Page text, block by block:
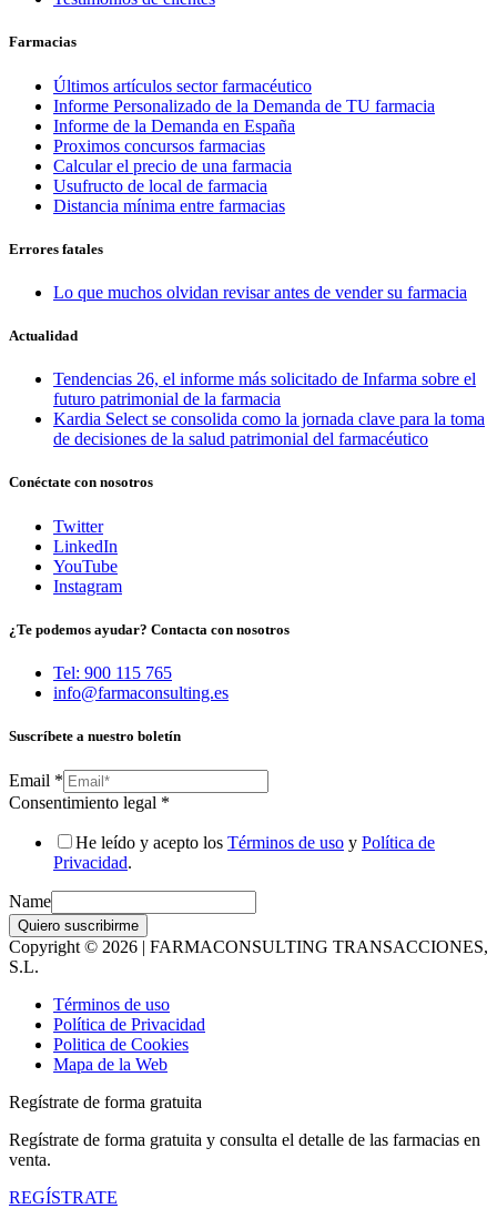
Farmacias
Últimos artículos sector farmacéutico
Informe Personalizado de la Demanda de TU farmacia
Informe de la Demanda en España
Proximos concursos farmacias
Calcular el precio de una farmacia
Usufructo de local de farmacia
Distancia mínima entre farmacias
Errores fatales
Lo que muchos olvidan revisar antes de vender su farmacia
Actualidad
Tendencias 26, el informe más solicitado de Infarma sobre el
futuro patrimonial de la farmacia
Kardia Select se consolida como la jornada clave para la toma
de decisiones de la salud patrimonial del farmacéutico
Conéctate con nosotros
Twitter
LinkedIn
YouTube
Instagram
¿Te podemos ayudar? Contacta con nosotros
Tel: 900 115 765
info@farmaconsulting.es
Suscríbete a nuestro boletín
Email *
Consentimiento legal *
He leído y acepto los Términos de uso y Política de
Privacidad.
Name
Quiero suscribirme
Copyright © 2026 | FARMACONSULTING TRANSACCIONES,
S.L.
Términos de uso
Política de Privacidad
Politica de Cookies
Mapa de la Web
Regístrate de forma gratuita
Regístrate de forma gratuita y consulta el detalle de las farmacias en
venta.
REGÍSTRATE